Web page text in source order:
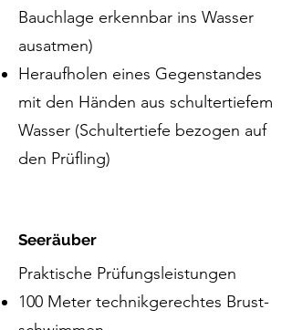
Bauchlage erkennbar ins Wasser
ausatmen)
Heraufholen eines Gegenstandes
mit den Händen aus schultertiefem
Wasser (Schultertiefe bezogen auf
den Prüfling)
Seeräuber
Praktische Prüfungsleistungen​
100 Me­ter tech­nik­ge­recht­es Brust­